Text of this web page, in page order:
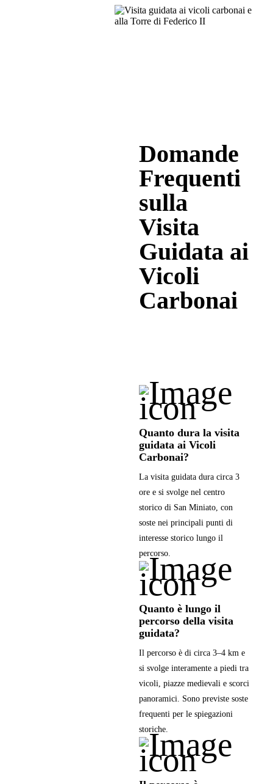
Domande
Frequenti
sulla
Visita
Guidata ai
Vicoli
Carbonai
Quanto dura la visita
guidata ai Vicoli
Carbonai?
La visita guidata dura circa 3
ore e si svolge nel centro
storico di San Miniato, con
soste nei principali punti di
interesse storico lungo il
percorso.
Quanto è lungo il
percorso della visita
guidata?
Il percorso è di circa 3–4 km e
si svolge interamente a piedi tra
vicoli, piazze medievali e scorci
panoramici. Sono previste soste
frequenti per le spiegazioni
storiche.